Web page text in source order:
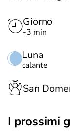
Giorno
-3 min
Luna
calante
San
i prossimi